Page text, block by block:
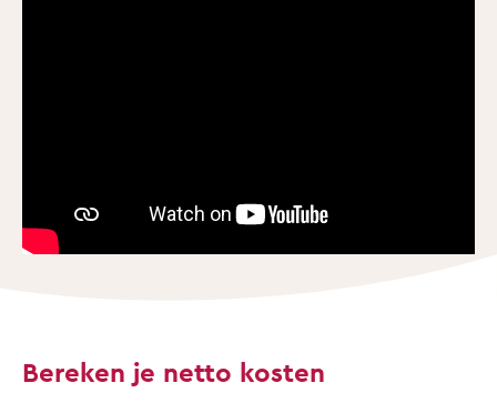
Bereken je netto kosten